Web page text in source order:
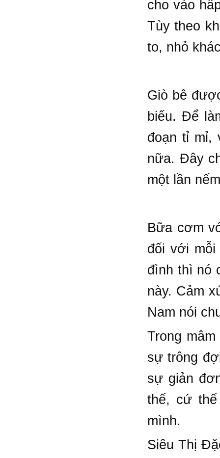
cho vào
Tùy theo
to, nhỏ
Giò bê
biếu. Để
đoạn tỉ mỉ,
nữa. Đây
một lần
Bữa cơm
đối với
đình thì nó
này. Cảm
Nam nói
Trong
sự trông
sự giản
thế, cứ
mình.
Siêu Thị